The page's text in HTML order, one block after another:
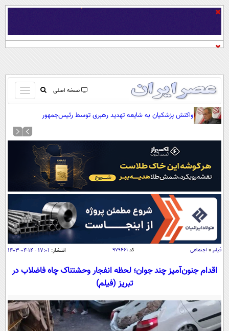
نسخه اصلی
باز
و
کردن
صفحه اول
آرشیو
نظرسنجی
آب و هوا
اوقات شرعی
سواد زندگی
اقتصاد
اقتصادی
خودرو
جامعه
اجتماعی
حوادث
سلامت
ورزشی
بین الملل
سیاست خارجی
فرهنگ و هنر
واکنش پزشکیان به شایعه تهدید رهبری توسط رئیس‌جمهور
فیلم » اجتماعی کد ۹۷۹۴۶۱ انتشار: ۱۷:۰۱ - ۱۴-۰۴-۱۴۰۳
اقدام جنون‌آمیز چند جوان؛ لحظه انفجار وحشتناک چاه فاضلاب در
تبریز (فیلم)